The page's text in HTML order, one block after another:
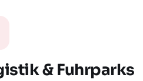
& Fuhrparks